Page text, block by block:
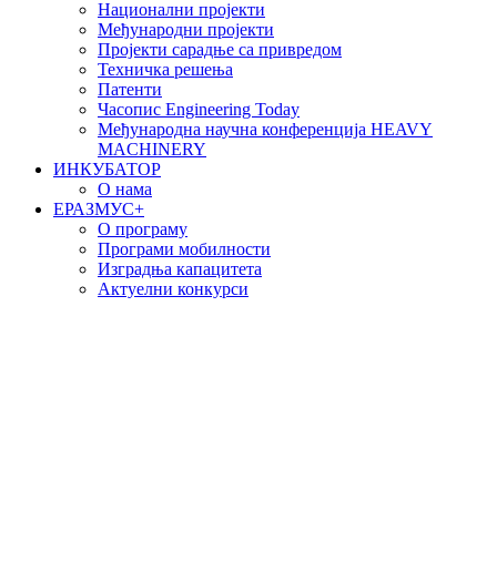
Национални пројекти
Међународни пројекти
Пројекти сарадње са привредом
Техничка решења
Патенти
Часопис Engineering Today
Међународна научна конференција HEAVY
MACHINERY
ИНКУБАТОР
О нама
EРАЗМУС+
О програму
Програми мобилности
Изградња капацитета
Актуелни конкурси